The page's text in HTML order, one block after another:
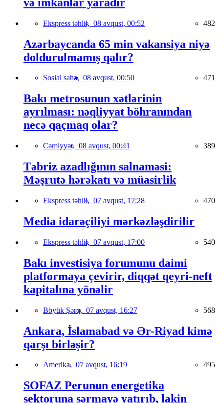
Ekspress təhlil, 08 avqust, 00:52 482
Azərbaycanda 65 min vakansiya niyə
doldurulmamış qalır?
Sosial sahə, 08 avqust, 00:50 471
Bakı metrosunun xətlərinin
ayrılması: nəqliyyat böhranından
necə qaçmaq olar?
Cəmiyyət, 08 avqust, 00:41 389
Təbriz azadlığının salnaməsi:
Məşrutə hərəkatı və müasirlik
Ekspress təhlil, 07 avqust, 17:28 470
Media idarəçiliyi mərkəzləşdirilir
Ekspress təhlil, 07 avqust, 17:00 540
Bakı investisiya forumunu daimi
platformaya çevirir, diqqət qeyri-neft
kapitalına yönəlir
Böyük Şərq, 07 avqust, 16:27 568
Ankara, İslamabad və Ər-Riyad kimə
qarşı birləşir?
Amerika, 07 avqust, 16:19 495
SOFAZ Perunun energetika
sektoruna sərmayə yatırıb, lakin